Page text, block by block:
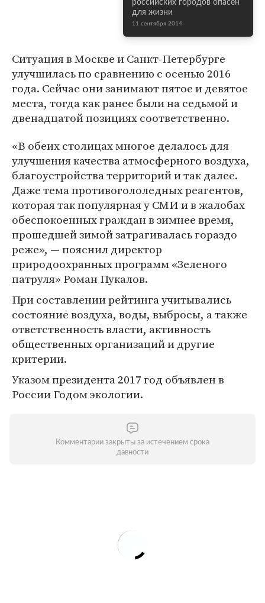
российских городов опасен
для жизни
11 сентября 2014
Ситуация в Москве и Санкт-Петербурге
улучшилась по сравнению с осенью 2016
года. Сейчас они занимают пятое и девятое
места, тогда как ранее были на седьмой и
двенадцатой позициях соответственно.
«В обеих столицах многое делалось для
улучшения качества атмосферного воздуха,
благоустройства территорий и так далее.
Даже тема противогололедных реагентов,
которая так популярная у СМИ и в жалобах
обеспокоенных граждан в зимнее время,
прошедшей зимой затрагивалась гораздо
реже», — пояснил директор
природоохранных программ «Зеленого
патруля» Роман Пукалов.
При составлении рейтинга учитывались
состояние воздуха, воды, выбросы, а также
ответственность власти, активность
общественных организаций и другие
критерии.
Указом президента 2017 год объявлен в
России Годом экологии.
Комментарии закрыты за истечением срока
давности